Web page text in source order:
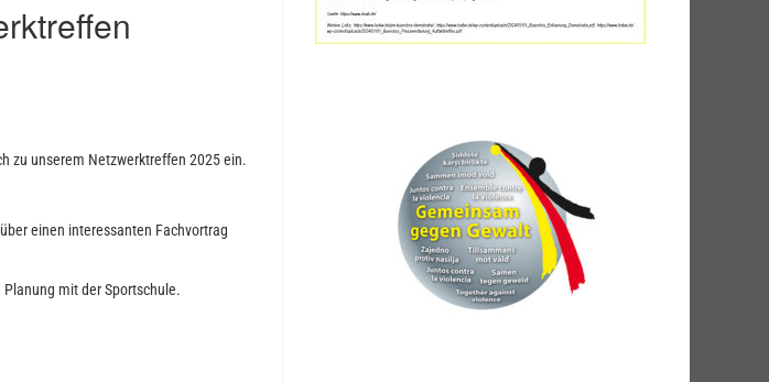
zu unserem Netzwerktreffen 2025 ein.
einen interessanten Fachvortrag
mit der Sportschule.